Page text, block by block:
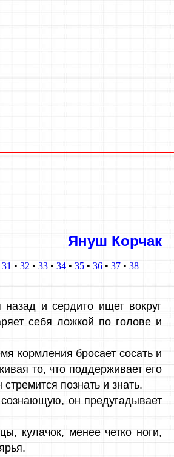
Януш Корчак
31 • 32 • 33 • 34 • 35 • 36 • 37 • 38
и сердито ищет вокруг
себя ложкой по голове и
кормления бросает сосать и
то, что поддерживает его
познать и знать.
сознающую, он предугадывает
кулачок, менее четко ноги,